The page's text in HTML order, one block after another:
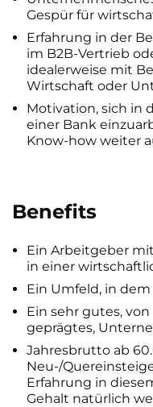
Gespür für
Erfahrung in der
im B2B-Vertrieb
idealerweise mit
Wirtschaft oder
Motivation, sich in
einer Bank
Know-how weiter
Benefits
Ein Arbeitgeber
in einer
Ein Umfeld, in
Ein sehr gutes,
geprägtes,
Jahresbrutto ab
Neu-/
Erfahrung in
Gehalt natürlich